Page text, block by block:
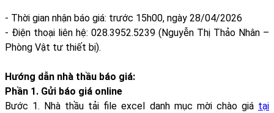
- Thời gian nhận báo giá: trước 15h00, ngày 28/04/2026
- Điện thoại liên hệ: 028.3952.5239 (Nguyễn Thị Thảo Nhân –
Phòng Vật tư thiết bị).
Hướng dẫn nhà thầu báo giá:
Phần 1. Gửi báo giá online
Bước 1. Nhà thầu tải file excel danh mục mời chào giá tại